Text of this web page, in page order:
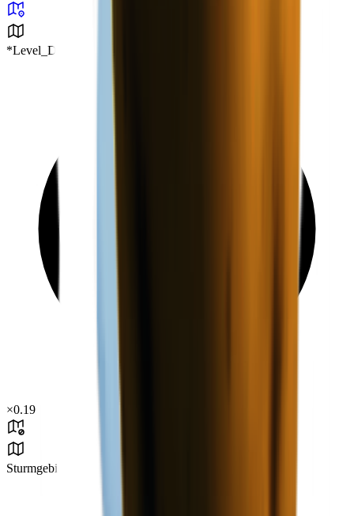
*Level_Desert*
×0.19
Sturmgebiet B4